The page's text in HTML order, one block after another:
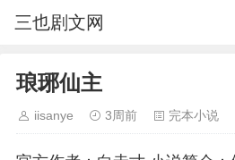
三也剧文网
琅琊仙主
iisanye 3周前 完本小说